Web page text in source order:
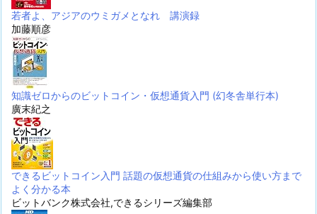
若者よ、アジアのウミガメとなれ 講演録
加藤順彦
知識ゼロからのビットコイン・仮想通貨入門 (幻冬舎単行本)
廣末紀之
できるビットコイン入門 話題の仮想通貨の仕組みから使い方まで
よく分かる本
ビットバンク株式会社,できるシリーズ編集部